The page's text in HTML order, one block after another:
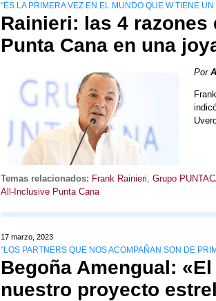
"ES LA PRIMERA VEZ EN EL MUNDO QUE W TIENE
Rainieri: las 4
Punta Cana en una
Por
Temas relacionados: Frank Rainieri Grupo
All-Inclusive Punta Cana
17 marzo, 2023
"LOS PARTNERS QUE NOS ACOMPAÑAN SON DE
Begoña Amengual:
nuestro proyecto